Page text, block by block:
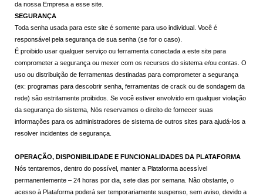
da nossa Empresa a esse site.
SEGURANÇA
Toda senha usada para este site é somente para uso individual. Você é
responsável pela segurança de sua senha (se for o caso).
É proibido usar qualquer serviço ou ferramenta conectada a este site para
comprometer a segurança ou mexer com os recursos do sistema e/ou contas. O
uso ou distribuição de ferramentas destinadas para comprometer a segurança
(ex: programas para descobrir senha, ferramentas de crack ou de sondagem da
rede) são estritamente proibidos. Se você estiver envolvido em qualquer violação
da segurança do sistema, Nós reservamos o direito de fornecer suas
informações para os administradores de sistema de outros sites para ajudá-los a
resolver incidentes de segurança.
OPERAÇÃO, DISPONIBILIDADE E FUNCIONALIDADES DA PLATAFORMA
Nós tentaremos, dentro do possível, manter a Plataforma acessível
permanentemente – 24 horas por dia, sete dias por semana. Não obstante, o
acesso à Plataforma poderá ser temporariamente suspenso, sem aviso, devido a